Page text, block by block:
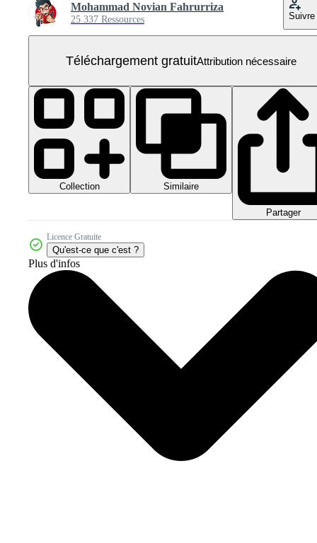
Mohammad Novian Fahrurriza
25 337 Ressources Suivre
Téléchargement gratuitAttribution nécessaire
Collection Similaire
Partager
Licence Gratuite
Qu'est-ce que c'est ?
Plus d'infos